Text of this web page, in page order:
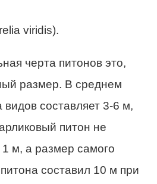
viridis).
черта питонов это,
размер. В среднем
составляет 3-6 м,
питон не
м, а размер самого
питона составил 10 м при